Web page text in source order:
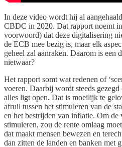
In deze video wordt hij al
CBDC in 2020. Dat rapport noemt
voorwoord) dat deze digitalisering
de ECB mee bezig is, maar elk
geheel zal aanraken. Daarom is een
nietwaar?
Het rapport somt wat redenen of
voeren. Daarbij wordt steeds
alles ligt open. Dat is moeilijk te
afruil tussen het stimuleren van de
en het bestrijden van inflatie. Om de
stimuleren, zou de rente omlaag
dat maakt mensen bewezen en
dan zitten de landen en banken met